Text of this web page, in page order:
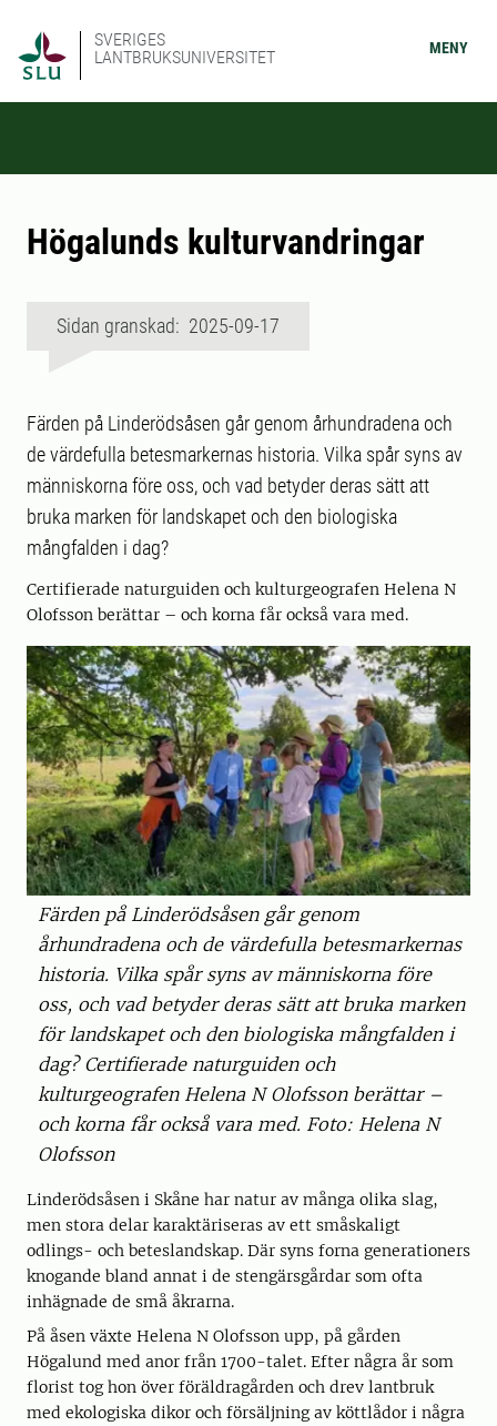
SVERIGES
LANTBRUKSUNIVERSITET
MENY
Högalunds kulturvandringar
Sidan granskad: 2025-09-17
Färden på Linderödsåsen går genom århundradena och
de värdefulla betesmarkernas historia. Vilka spår syns av
människorna före oss, och vad betyder deras sätt att
bruka marken för landskapet och den biologiska
mångfalden i dag?
Certifierade naturguiden och kulturgeografen Helena N
Olofsson berättar – och korna får också vara med.
Färden på Linderödsåsen går genom
århundradena och de värdefulla betesmarkernas
historia. Vilka spår syns av människorna före
oss, och vad betyder deras sätt att bruka marken
för landskapet och den biologiska mångfalden i
dag? Certifierade naturguiden och
kulturgeografen Helena N Olofsson berättar –
och korna får också vara med. Foto: Helena N
Olofsson
Linderödsåsen i Skåne har natur av många olika slag,
men stora delar karaktäriseras av ett småskaligt
odlings- och beteslandskap. Där syns forna generationers
knogande bland annat i de stengärsgårdar som ofta
inhägnade de små åkrarna.
På åsen växte Helena N Olofsson upp, på gården
Högalund med anor från 1700-talet. Efter några år som
florist tog hon över föräldragården och drev lantbruk
med ekologiska dikor och försäljning av köttlådor i några